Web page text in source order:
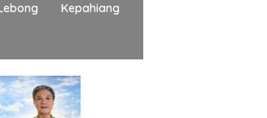
Kepahiang